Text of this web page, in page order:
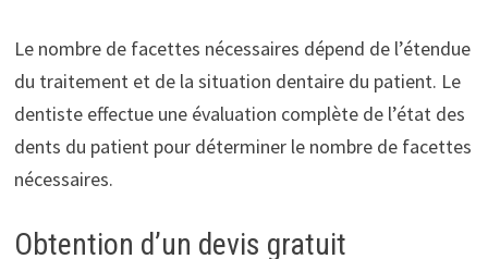
Le nombre de facettes nécessaires dépend de l’étendue
du traitement et de la situation dentaire du patient. Le
dentiste effectue une évaluation complète de l’état des
dents du patient pour déterminer le nombre de facettes
nécessaires.
Obtention d’un devis gratuit